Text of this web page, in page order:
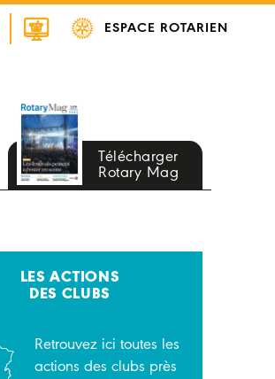
ESPACE ROTARIEN
Télécharger
Rotary Mag
LES ACTIONS
DES CLUBS
Retrouvez ici toutes les
actions des clubs près